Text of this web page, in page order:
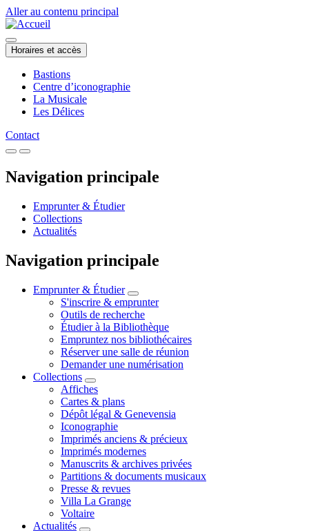
Aller au contenu principal
Horaires et accès
Bastions
Centre d’iconographie
La Musicale
Les Délices
Contact
Navigation principale
Emprunter & Étudier
Collections
Actualités
Navigation principale
Emprunter & Étudier
S'inscrire & emprunter
Outils de recherche
Étudier à la Bibliothèque
Empruntez nos bibliothécaires
Réserver une salle de réunion
Demander une numérisation
Collections
Affiches
Cartes & plans
Dépôt légal & Genevensia
Iconographie
Imprimés anciens & précieux
Imprimés modernes
Manuscrits & archives privées
Partitions & documents musicaux
Presse & revues
Villa La Grange
Voltaire
Actualités